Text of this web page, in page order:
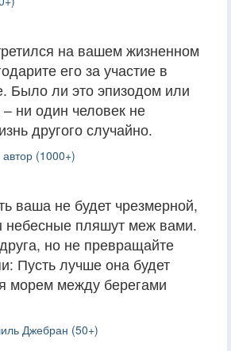
на вашем жизненном
его за участие в
Было ли это эпизодом или
ни один человек не
другого случайно.
(1000+)
ваша не будет чрезмерной,
небесные пляшут меж вами.
но не превращайте
Пусть лучше она будет
морем между берегами
Джебран (50+)